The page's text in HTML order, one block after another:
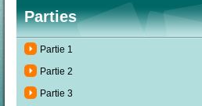
Parties
Partie 1
Partie 2
Partie 3